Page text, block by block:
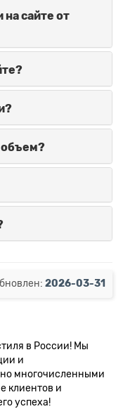
сайте от
объем?
2026-03-31
в России! Мы
и
многочисленными
клиентов и
успеха!